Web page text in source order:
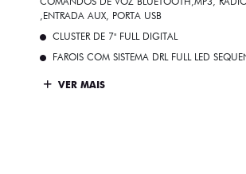
,ENTRADA AUX, PORTA USB
CLUSTER DE 7" FULL DIGITAL
FAROIS COM SISTEMA DRL FULL LED
VER MAIS